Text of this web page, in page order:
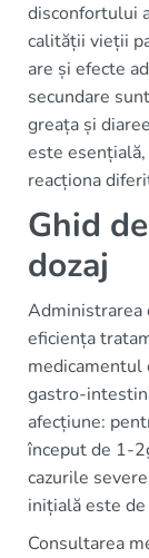
disconfortului
calității vieții
are și efecte
secundare
greața și
este
reacționa
Ghid
dozaj
Administrarea
eficiența
medicamentul
gastro-
afecțiune:
început de 1-
cazurile
inițială este
Consultarea